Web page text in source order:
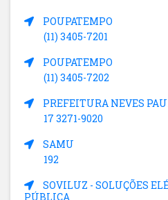
POUPATEMPO
(11) 3405-7201
POUPATEMPO
(11) 3405-7202
PREFEITURA NEVES
17 3271-9020
SAMU
192
SOVILUZ - SOLUÇÕES
PÚBLICA